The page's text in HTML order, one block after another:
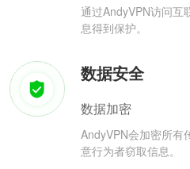
通过AndyVPN访问互
息得到保护。
数据安全
数据加密
AndyVPN会加密所有
意行为者窃取信息。